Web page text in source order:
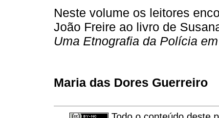
Neste volume os leitores
João Freire ao livro de
Uma Etnografia da Polícia
Maria das Dores Guerreiro